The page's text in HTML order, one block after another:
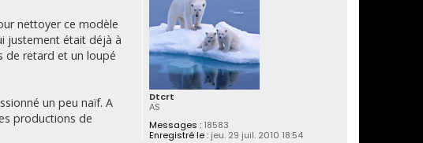
Dtcrt
AS
Messages :18583
Enregistré le :jeu. 29 juil. 2010 18:54
nettoyer ce modèle
justement était déjà à
de retard et un loupé
un peu naïf. A
productions de